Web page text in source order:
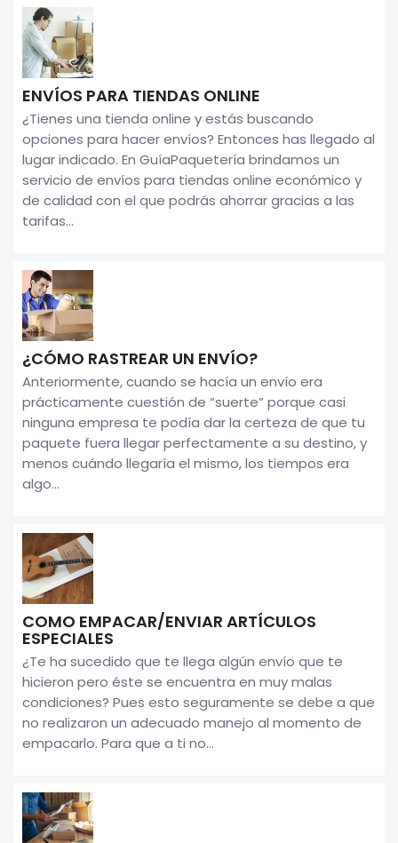
ENVÍOS PARA TIENDAS ONLINE
¿Tienes una tienda online y estás buscando
opciones para hacer envíos? Entonces has llegado al
lugar indicado. En GuíaPaquetería brindamos un
servicio de envíos para tiendas online económico y
de calidad con el que podrás ahorrar gracias a las
tarifas...
¿CÓMO RASTREAR UN ENVÍO?
Anteriormente, cuando se hacía un envío era
prácticamente cuestión de “suerte” porque casi
ninguna empresa te podía dar la certeza de que tu
paquete fuera llegar perfectamente a su destino, y
menos cuándo llegaría el mismo, los tiempos era
algo...
COMO EMPACAR/ENVIAR ARTÍCULOS
ESPECIALES
¿Te ha sucedido que te llega algún envío que te
hicieron pero éste se encuentra en muy malas
condiciones? Pues esto seguramente se debe a que
no realizaron un adecuado manejo al momento de
empacarlo. Para que a ti no...